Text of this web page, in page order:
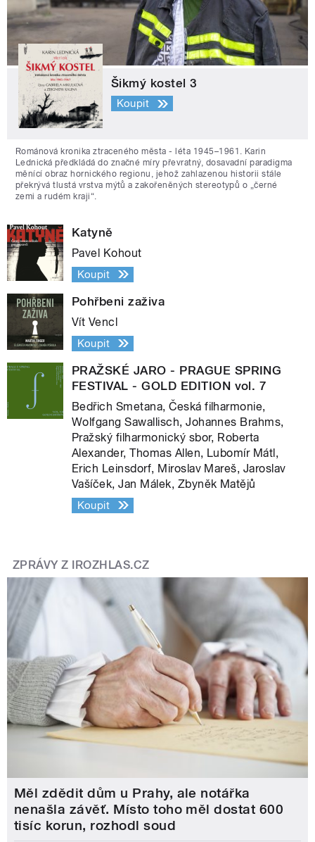
Šikmý kostel 3
Koupit
Románová kronika ztraceného města - léta 1945–1961. Karin
Lednická předkládá do značné míry převratný, dosavadní paradigma
měnící obraz hornického regionu, jehož zahlazenou historii stále
překrývá tlustá vrstva mýtů a zakořeněných stereotypů o „černé
zemi a rudém kraji“.
Katyně
Pavel Kohout
Koupit
Pohřbeni zaživa
Vít Vencl
Koupit
PRAŽSKÉ JARO - PRAGUE SPRING
FESTIVAL - GOLD EDITION vol. 7
Bedřich Smetana, Česká filharmonie,
Wolfgang Sawallisch, Johannes Brahms,
Pražský filharmonický sbor, Roberta
Alexander, Thomas Allen, Lubomír Mátl,
Erich Leinsdorf, Miroslav Mareš, Jaroslav
Vašíček, Jan Málek, Zbyněk Matějů
Koupit
ZPRÁVY Z IROZHLAS.CZ
Měl zdědit dům u Prahy, ale notářka
nenašla závěť. Místo toho měl dostat 600
tisíc korun, rozhodl soud